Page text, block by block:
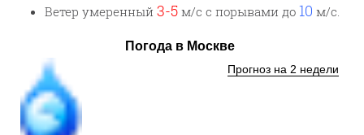
Ветер умеренный 3-5 м/с с порывами до 10 м/с.
Погода в Москве
Прогноз на 2 недели